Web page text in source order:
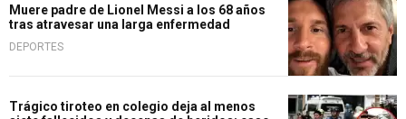
Muere padre de Lionel Messi a los 68 años
tras atravesar una larga enfermedad
DEPORTES
Trágico tiroteo en colegio deja al menos